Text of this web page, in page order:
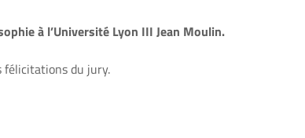
à l’Université Lyon III Jean Moulin.
félicitations du jury.